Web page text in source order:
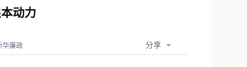
动力
华廉政 分享